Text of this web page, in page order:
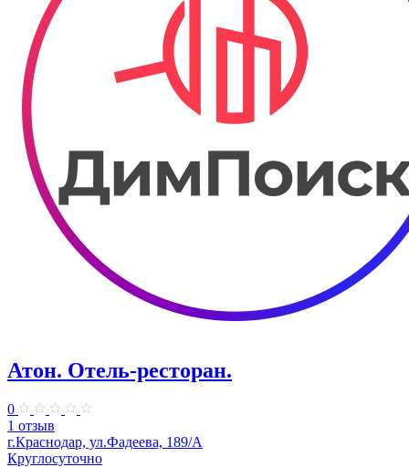
Атон. Отель-ресторан.
0
1 отзыв
г.Краснодар, ул.Фадеева, 189/А
Круглосуточно